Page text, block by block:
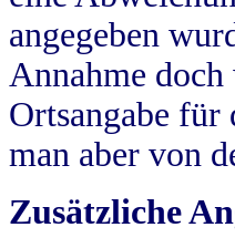
angegeben
Annahme
Ortsangabe für
man aber von
Zusätzliche